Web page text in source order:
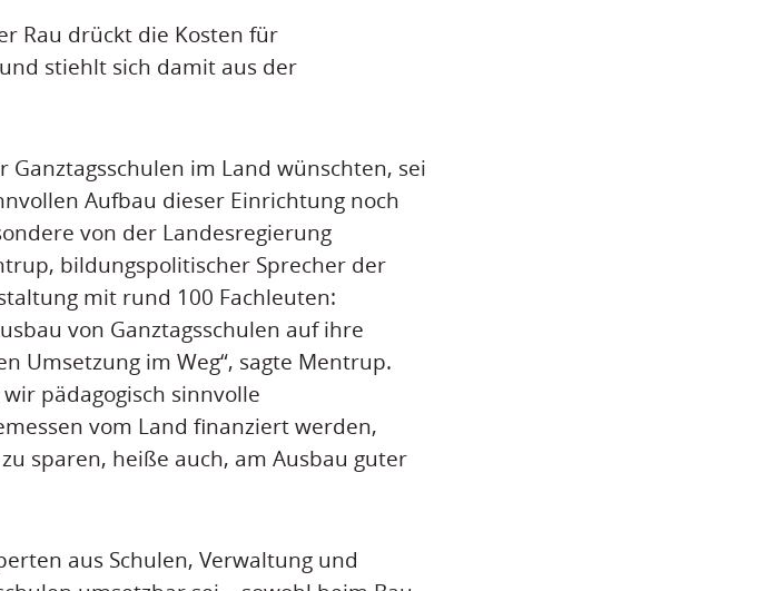
Rau drückt die Kosten für
stiehlt sich damit aus der
im Land wünschten, sei
Aufbau dieser Einrichtung noch
von der Landesregierung
bildungspolitischer Sprecher der
mit rund 100 Fachleuten:
von Ganztagsschulen auf ihre
Umsetzung im Weg“, sagte Mentrup.
pädagogisch sinnvolle
vom Land finanziert werden,
sparen, heiße auch, am Ausbau guter
aus Schulen, Verwaltung und